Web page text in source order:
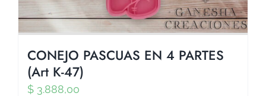
CONEJO PASCUAS EN 4 PARTES
(Art K-47)
$ 3.888,00